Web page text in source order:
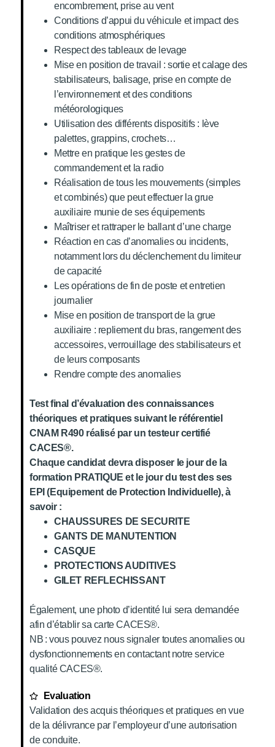
encombrement, prise au vent
Conditions d’appui du véhicule et impact des
conditions atmosphériques
Respect des tableaux de levage
Mise en position de travail : sortie et calage des
stabilisateurs, balisage, prise en compte de
l’environnement et des conditions
météorologiques
Utilisation des différents dispositifs : lève
palettes, grappins, crochets…
Mettre en pratique les gestes de
commandement et la radio
Réalisation de tous les mouvements (simples
et combinés) que peut effectuer la grue
auxiliaire munie de ses équipements
Maîtriser et rattraper le ballant d’une charge
Réaction en cas d’anomalies ou incidents,
notamment lors du déclenchement du limiteur
de capacité
Les opérations de fin de poste et entretien
journalier
Mise en position de transport de la grue
auxiliaire : repliement du bras, rangement des
accessoires, verrouillage des stabilisateurs et
de leurs composants
Rendre compte des anomalies
Test final d’évaluation des connaissances
théoriques et pratiques suivant le référentiel
CNAM R490 réalisé par un testeur certifié
CACES®.
Chaque candidat devra disposer le jour de la
formation PRATIQUE et le jour du test des ses
EPI (Equipement de Protection Individuelle), à
savoir :
CHAUSSURES DE SECURITE
GANTS DE MANUTENTION
CASQUE
PROTECTIONS AUDITIVES
GILET REFLECHISSANT
Également, une photo d’identité lui sera demandée
afin d’établir sa carte CACES®.
NB : vous pouvez nous signaler toutes anomalies ou
dysfonctionnements en contactant notre service
qualité CACES®.
Evaluation
Validation des acquis théoriques et pratiques en vue
de la délivrance par l’employeur d’une autorisation
de conduite.